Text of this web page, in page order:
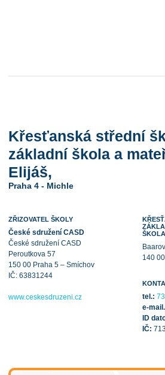
Křesťanská střední
základní škola a
Elijáš,
Praha 4 - Michle
ZŘIZOVATEL ŠKOLY
České sdružení CASD
České sdružení CASD
Peroutkova 57
150 00 Praha 5 – Smíchov
IČ: 63831244
www.ceskesdruzeni.cz
140
tel.:
e-
ID
IČ: